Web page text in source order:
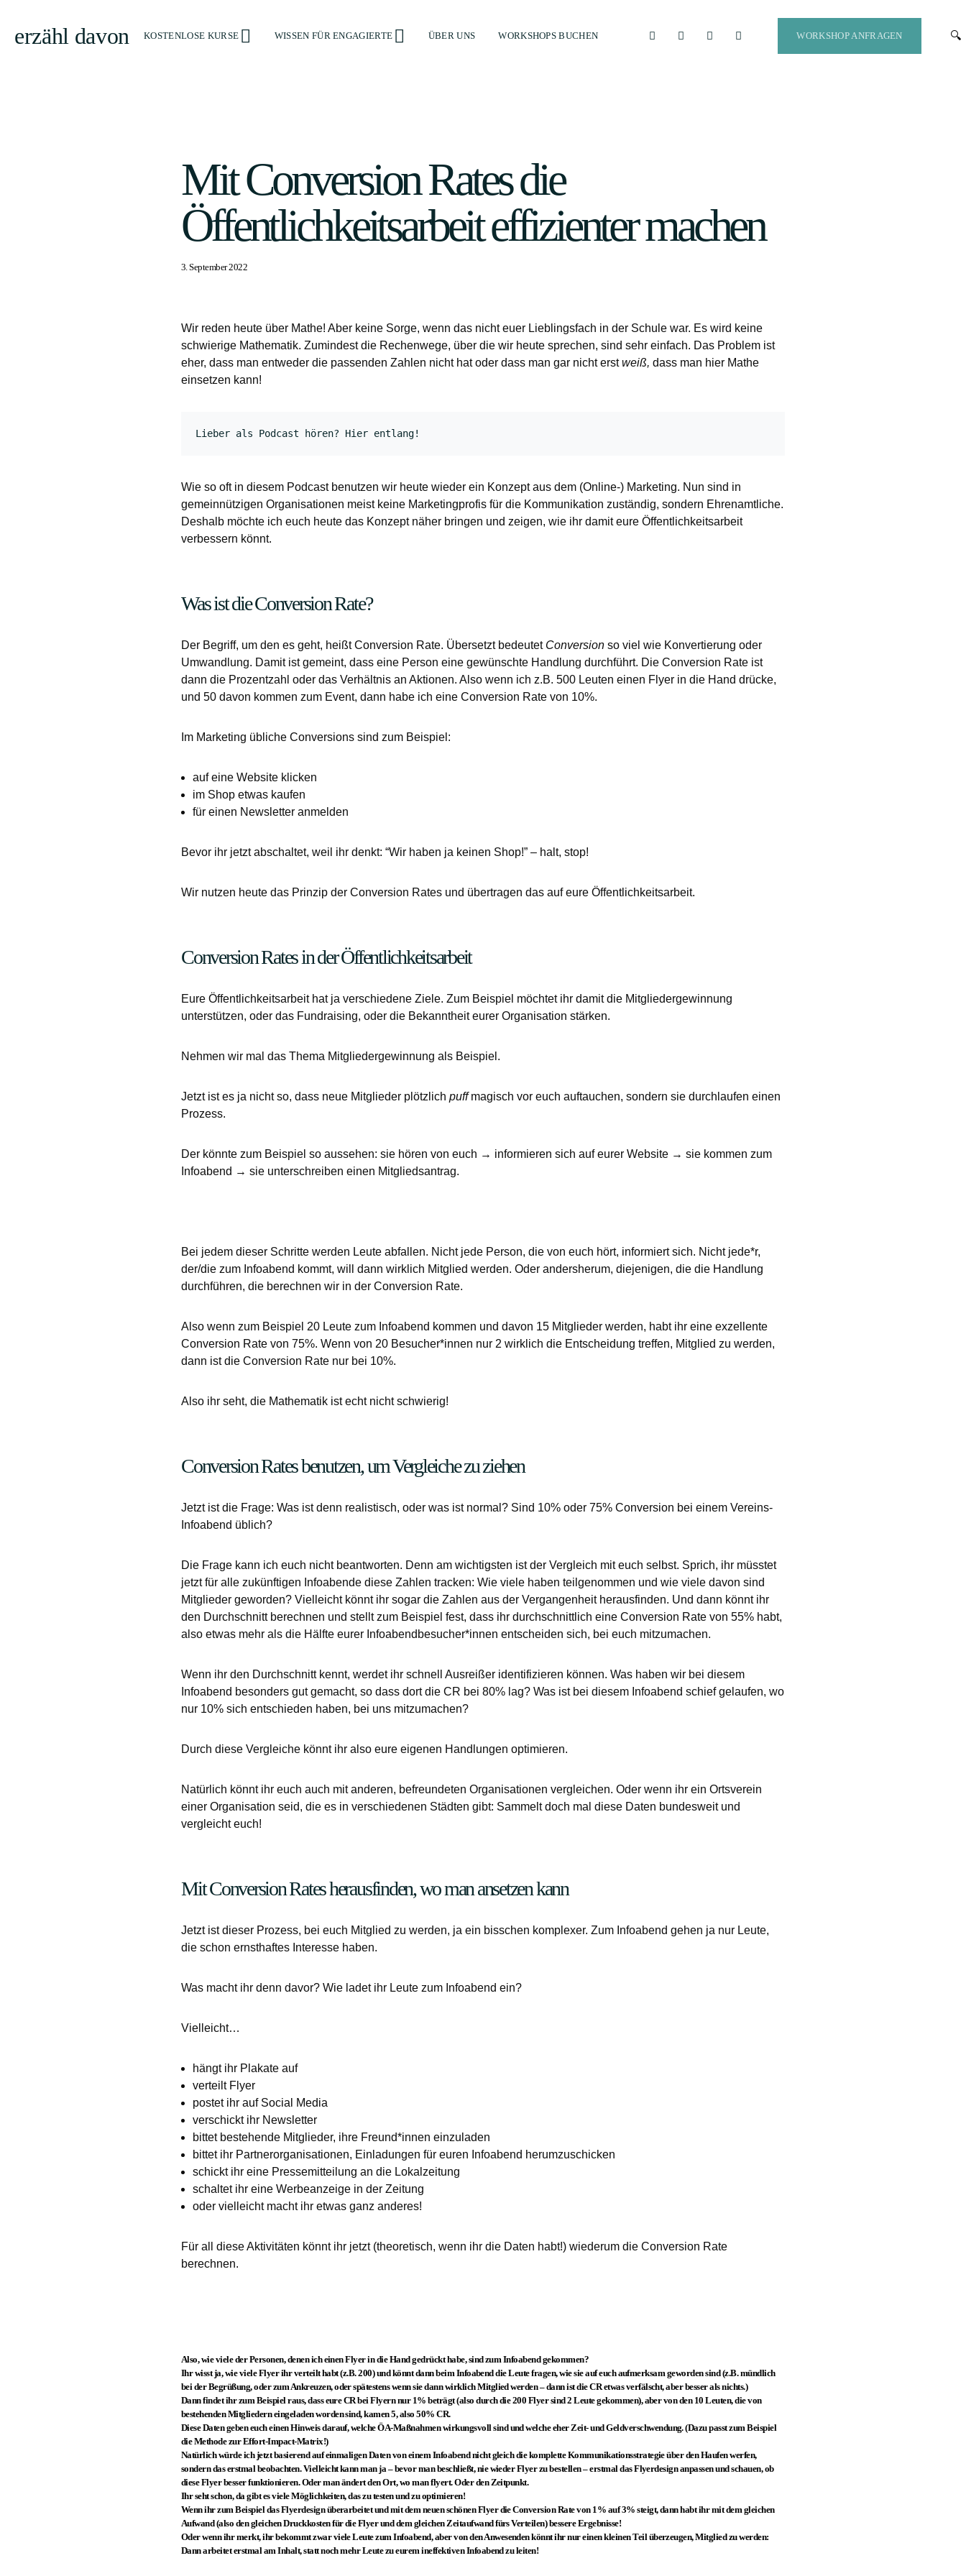
erzähl davon KOSTENLOSE KURSE WISSEN FÜR ENGAGIERTE ÜBER UNS WORKSHOPS BUCHEN WORKSHOP ANFRAGEN
Mit Conversion Rates die
Öffentlichkeitsarbeit effizienter machen
3. September 2022
Wir reden heute über Mathe! Aber keine Sorge, wenn das nicht euer Lieblingsfach in der Schule war. Es wird keine
schwierige Mathematik. Zumindest die Rechenwege, über die wir heute sprechen, sind sehr einfach. Das Problem ist
eher, dass man entweder die passenden Zahlen nicht hat oder dass man gar nicht erstweiß, dass man hier Mathe
einsetzen kann!
Lieber als Podcast hören? Hier entlang!
Wie so oft in diesem Podcast benutzen wir heute wieder ein Konzept aus dem (Online-) Marketing. Nun sind in
gemeinnützigen Organisationen meist keine Marketingprofis für die Kommunikation zuständig, sondern Ehrenamtliche.
Deshalb möchte ich euch heute das Konzept näher bringen und zeigen, wie ihr damit eure Öffentlichkeitsarbeit
verbessern könnt.
Was ist die Conversion Rate?
Der Begriff, um den es geht, heißt Conversion Rate. Übersetzt bedeutet Conversion so viel wie Konvertierung oder
Umwandlung. Damit ist gemeint, dass eine Person eine gewünschte Handlung durchführt. Die Conversion Rate ist
dann die Prozentzahl oder das Verhältnis an Aktionen. Also wenn ich z.B. 500 Leuten einen Flyer in die Hand drücke,
und 50 davon kommen zum Event, dann habe ich eine Conversion Rate von 10%.
Im Marketing übliche Conversions sind zum Beispiel:
auf eine Website klicken
im Shop etwas kaufen
für einen Newsletter anmelden
Bevor ihr jetzt abschaltet, weil ihr denkt: “Wir haben ja keinen Shop!” – halt, stop!
Wir nutzen heute das Prinzip der Conversion Rates und übertragen das auf eure Öffentlichkeitsarbeit.
Conversion Rates in der Öffentlichkeitsarbeit
Eure Öffentlichkeitsarbeit hat ja verschiedene Ziele. Zum Beispiel möchtet ihr damit die Mitgliedergewinnung
unterstützen, oder das Fundraising, oder die Bekanntheit eurer Organisation stärken.
Nehmen wir mal das Thema Mitgliedergewinnung als Beispiel.
Jetzt ist es ja nicht so, dass neue Mitglieder plötzlich puffmagisch vor euch auftauchen, sondern sie durchlaufen einen
Prozess.
Der könnte zum Beispiel so aussehen: sie hören von euch → informieren sich auf eurer Website → sie kommen zum
Infoabend → sie unterschreiben einen Mitgliedsantrag.
Bei jedem dieser Schritte werden Leute abfallen. Nicht jede Person, die von euch hört, informiert sich. Nicht jede*r,
der/die zum Infoabend kommt, will dann wirklich Mitglied werden. Oder andersherum, diejenigen, die die Handlung
durchführen, die berechnen wir in der Conversion Rate.
Also wenn zum Beispiel 20 Leute zum Infoabend kommen und davon 15 Mitglieder werden, habt ihr eine exzellente
Conversion Rate von 75%. Wenn von 20 Besucher*innen nur 2 wirklich die Entscheidung treffen, Mitglied zu werden,
dann ist die Conversion Rate nur bei 10%.
Also ihr seht, die Mathematik ist echt nicht schwierig!
Conversion Rates benutzen, um Vergleiche zu ziehen
Jetzt ist die Frage: Was ist denn realistisch, oder was ist normal? Sind 10% oder 75% Conversion bei einem Vereins-
Infoabend üblich?
Die Frage kann ich euch nicht beantworten. Denn am wichtigsten ist der Vergleich mit euch selbst. Sprich, ihr müsstet
jetzt für alle zukünftigen Infoabende diese Zahlen tracken: Wie viele haben teilgenommen und wie viele davon sind
Mitglieder geworden? Vielleicht könnt ihr sogar die Zahlen aus der Vergangenheit herausfinden. Und dann könnt ihr
den Durchschnitt berechnen und stellt zum Beispiel fest, dass ihr durchschnittlich eine Conversion Rate von 55% habt,
also etwas mehr als die Hälfte eurer Infoabendbesucher*innen entscheiden sich, bei euch mitzumachen.
Wenn ihr den Durchschnitt kennt, werdet ihr schnell Ausreißer identifizieren können. Was haben wir bei diesem
Infoabend besonders gut gemacht, so dass dort die CR bei 80% lag? Was ist bei diesem Infoabend schief gelaufen, wo
nur 10% sich entschieden haben, bei uns mitzumachen?
Durch diese Vergleiche könnt ihr also eure eigenen Handlungen optimieren.
Natürlich könnt ihr euch auch mit anderen, befreundeten Organisationen vergleichen. Oder wenn ihr ein Ortsverein
einer Organisation seid, die es in verschiedenen Städten gibt: Sammelt doch mal diese Daten bundesweit und
vergleicht euch!
Mit Conversion Rates herausfinden, wo man ansetzen kann
Jetzt ist dieser Prozess, bei euch Mitglied zu werden, ja ein bisschen komplexer. Zum Infoabend gehen ja nur Leute,
die schon ernsthaftes Interesse haben.
Was macht ihr denn davor? Wie ladet ihr Leute zum Infoabend ein?
Vielleicht…
hängt ihr Plakate auf
verteilt Flyer
postet ihr auf Social Media
verschickt ihr Newsletter
bittet bestehende Mitglieder, ihre Freund*innen einzuladen
bittet ihr Partnerorganisationen, Einladungen für euren Infoabend herumzuschicken
schickt ihr eine Pressemitteilung an die Lokalzeitung
schaltet ihr eine Werbeanzeige in der Zeitung
oder vielleicht macht ihr etwas ganz anderes!
Für all diese Aktivitäten könnt ihr jetzt (theoretisch, wenn ihr die Daten habt!) wiederum die Conversion Rate
berechnen.
Also, wie viele der Personen, denen ich einen Flyer in die Hand gedrückt habe, sind zum Infoabend gekommen?
Ihr wisst ja, wie viele Flyer ihr verteilt habt (z.B. 200) und könnt dann beim Infoabend die Leute fragen, wie sie auf euch aufmerksam geworden sind (z.B. mündlich
bei der Begrüßung, oder zum Ankreuzen, oder spätestens wenn sie dann wirklich Mitglied werden – dann ist die CR etwas verfälscht, aber besser als nichts.)
Dann findet ihr zum Beispiel raus, dass eure CR bei Flyern nur 1% beträgt (also durch die 200 Flyer sind 2 Leute gekommen), aber von den 10 Leuten, die von
bestehenden Mitgliedern eingeladen worden sind, kamen 5, also 50% CR.
Diese Daten geben euch einen Hinweis darauf, welche ÖA-Maßnahmen wirkungsvoll sind und welche eher Zeit- und Geldverschwendung. (Dazu passt zum Beispiel
die Methode zur Effort-Impact-Matrix!)
Natürlich würde ich jetzt basierend auf einmaligen Daten von einem Infoabend nicht gleich die komplette Kommunikationsstrategie über den Haufen werfen,
sondern das erstmal beobachten. Vielleicht kann man ja – bevor man beschließt, nie wieder Flyer zu bestellen – erstmal das Flyerdesign anpassen und schauen, ob
diese Flyer besser funktionieren. Oder man ändert den Ort, wo man flyert. Oder den Zeitpunkt.
Ihr seht schon, da gibt es viele Möglichkeiten, das zu testen und zu optimieren!
Wenn ihr zum Beispiel das Flyerdesign überarbeitet und mit dem neuen schönen Flyer die Conversion Rate von 1% auf 3% steigt, dann habt ihr mit dem gleichen
Aufwand (also den gleichen Druckkosten für die Flyer und dem gleichen Zeitaufwand fürs Verteilen) bessere Ergebnisse!
Oder wenn ihr merkt, ihr bekommt zwar viele Leute zum Infoabend, aber von den Anwesenden könnt ihr nur einen kleinen Teil überzeugen, Mitglied zu werden:
Dann arbeitet erstmal am Inhalt, statt noch mehr Leute zu eurem ineffektiven Infoabend zu leiten!